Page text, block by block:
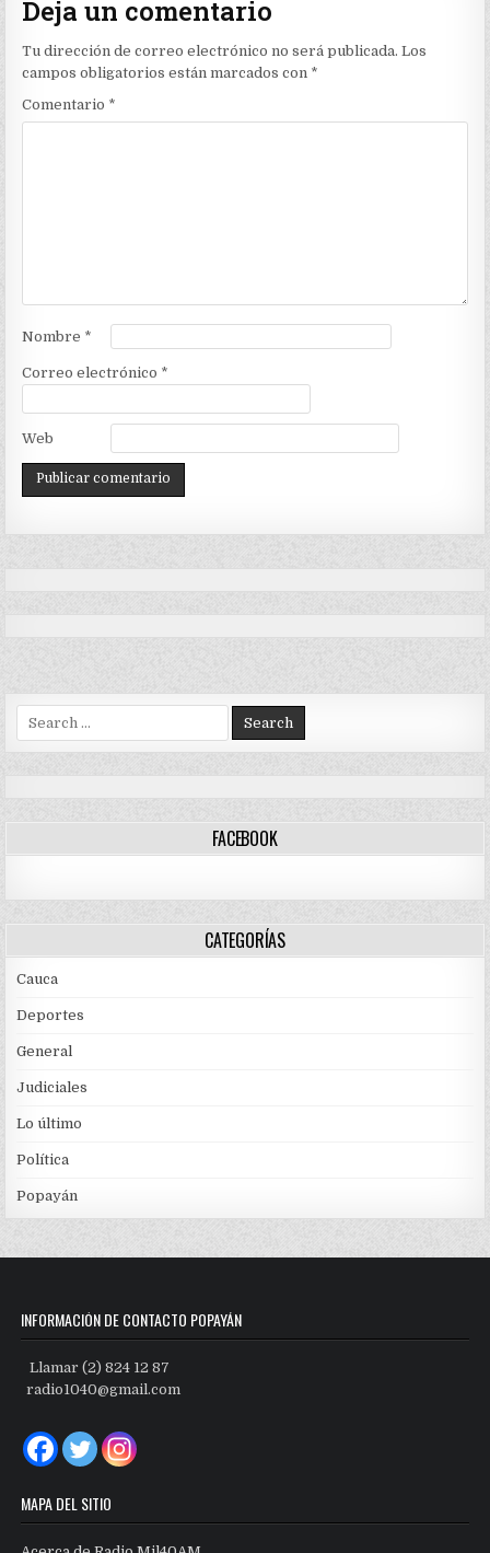
Deja un comentario
Tu dirección de correo electrónico no será publicada. Los
campos obligatorios están marcados con *
Comentario *
Nombre *
Correo electrónico *
Web
Search
for:
FACEBOOK
CATEGORÍAS
Cauca
Deportes
General
Judiciales
Lo último
Política
Popayán
INFORMACIÓN DE CONTACTO POPAYÁN
Llamar (2) 824 12 87
radio1040@gmail.com
MAPA DEL SITIO